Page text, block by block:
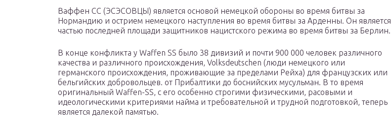
Ваффен СС (ЭСЭСОВЦЫ) является основой немецкой обороны во время битвы за
Нормандию и острием немецкого наступления во время битвы за Арденны. Он является
частью последней площади защитников нацистского режима во время битвы за Берлин.
В конце конфликта у Waffen SS было 38 дивизий и почти 900 000 человек различного
качества и различного происхождения, Volksdeutschen (люди немецкого или
германского происхождения, проживающие за пределами Рейха) для французских или
бельгийских добровольцев. от Прибалтики до боснийских мусульман. В то время
оригинальный Waffen-SS, с его особенно строгими физическими, расовыми и
идеологическими критериями найма и требовательной и трудной подготовкой, теперь
является далекой памятью.